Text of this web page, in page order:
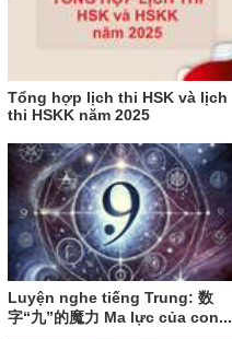
Tổng hợp lịch thi HSK và lịch
thi HSKK năm 2025
Luyện nghe tiếng Trung: 数
字“九”的魔力 Ma lực của con...